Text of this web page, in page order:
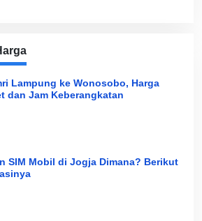
Lampung ke Wonosobo, Harga
dan Jam Keberangkatan
SIM Mobil di Jogja Dimana? Berikut